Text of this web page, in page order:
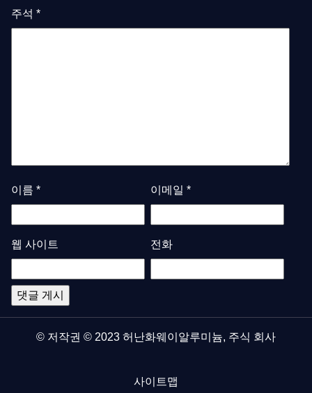
주석 *
이름 * 이메일 *
웹 사이트 전화
© 저작권 © 2023 허난화웨이알루미늄, 주식 회사
사이트맵